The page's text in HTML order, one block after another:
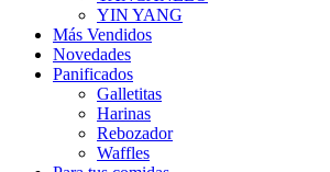
YIN YANG
Más Vendidos
Novedades
Panificados
Galletitas
Harinas
Rebozador
Waffles